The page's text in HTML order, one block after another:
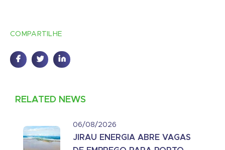
COMPARTILHE
RELATED NEWS
06/08/2026
JIRAU ENERGIA ABRE VAGAS